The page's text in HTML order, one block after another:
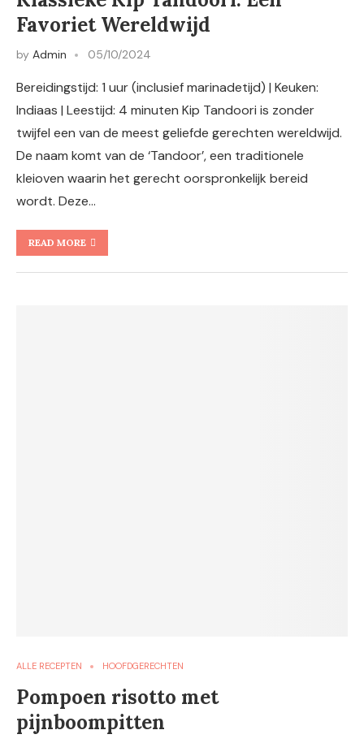
Favoriet Wereldwijd
by Admin 05/10/2024
Bereidingstijd: 1 uur (inclusief marinadetijd) | Keuken:
Indiaas | Leestijd: 4 minuten Kip Tandoori is zonder
twijfel een van de meest geliefde gerechten wereldwijd.
De naam komt van de ‘Tandoor’, een traditionele
kleioven waarin het gerecht oorspronkelijk bereid
wordt. Deze…
READ MORE
ALLE RECEPTEN HOOFDGERECHTEN
Pompoen risotto met
pijnboompitten